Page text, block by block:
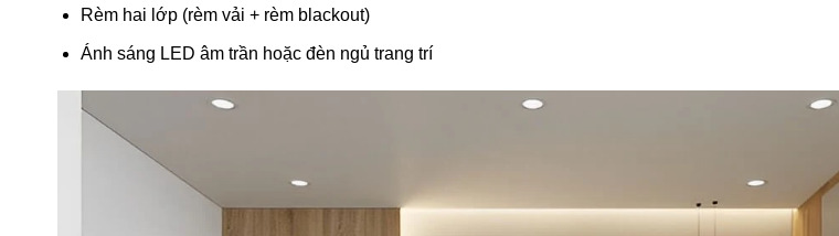
Rèm hai lớp (rèm vải + rèm blackout)
Ánh sáng LED âm trần hoặc đèn ngủ trang trí